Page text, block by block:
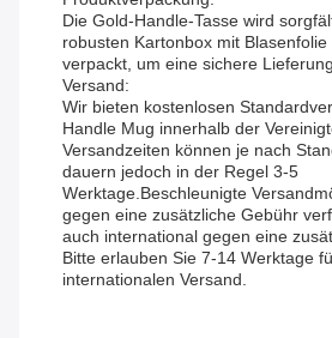
Die Gold-Handle-Tasse wird
robusten Kartonbox mit
verpackt, um eine sichere
Versand:
Wir bieten kostenlosen
Handle Mug innerhalb der
Versandzeiten können je nach
dauern jedoch in der Regel 3-5
Werktage.Beschleunigte
gegen eine zusätzliche Gebühr
auch international gegen eine
Bitte erlauben Sie 7-14 Werktage
internationalen Versand.